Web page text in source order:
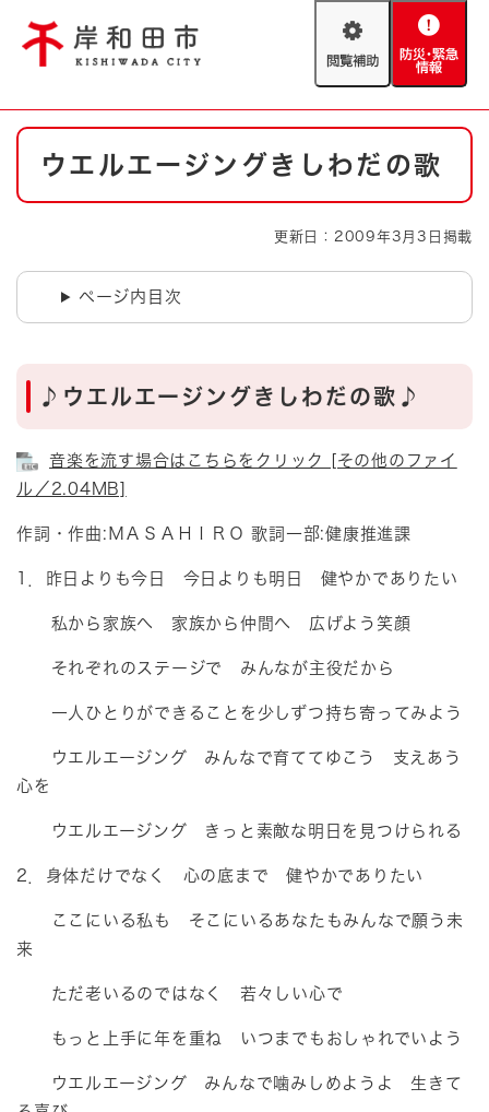
閲
助
防
緊
情
やさしい日本語
背景色変更 白 黒 青
とじる
防災・緊急情報 救急・消防
ハザードマップ AED設置箇所
本
ウエルエージングきしわだの歌
更新日：2009年3月3日掲載
ページ内目次
♪ウエルエージングきしわだの歌♪
音楽を流す場合はこちらをクリック [その他のファイ
ル／2.04MB]
作詞・作曲:ＭＡＳＡＨＩＲＯ 歌詞一部:健康推進課
1．昨日よりも今日 今日よりも明日 健やかでありたい
私から家族へ 家族から仲間へ 広げよう笑顔
それぞれのステージで みんなが主役だから
一人ひとりができることを少しずつ持ち寄 ってみよう
ウエルエージング みんなで育ててゆこう 支えあう
心を
ウエルエージング きっと素敵な明日を見 つけられる
2．身体だけでなく 心の底まで 健やかでありたい
ここにいる私も そこにいるあなたもみんなで願う未
来
ただ老いるのではなく 若々しい心で
もっと上手に年を重ね いつまでもおしゃれでいよう
ウエルエージング みんなで噛みしめようよ 生きて